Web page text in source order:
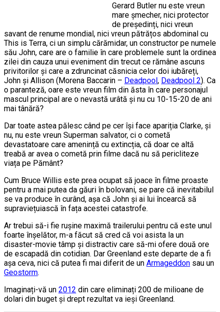
Gerard Butler nu este vreun
mare șmecher, nici protector
de președinți, nici vreun
savant de renume mondial, nici vreun pătrățos abdominal cu
This is Terra, ci un simplu cărămidar, un constructor pe numele
său John, care are o familie în care problemele sunt la ordinea
zilei din cauza unui eveniment din trecut ce rămâne ascuns
privitorilor și care a zdruncinat căsnicia celor doi iubăreți,
John și Allison (Morena Baccarin – Deadpool, Deadpool 2). Ca
o paranteză, oare este vreun film din ăsta în care personajul
mascul principal are o nevastă urâtă și nu cu 10-15-20 de ani
mai tânără?
Dar toate astea pălesc când pe cer își face apariția Clarke, și
nu, nu este vreun Superman salvator, ci o cometă
devastatoare care amenință cu extincția, că doar ce altă
treabă ar avea o cometă prin filme dacă nu să pericliteze
viața pe Pământ?
Cum Bruce Willis este prea ocupat să joace în filme proaste
pentru a mai putea da găuri în bolovani, se pare că inevitabilul
se va produce în curând, așa că John și ai lui încearcă să
supraviețuiască în fața acestei catastrofe.
Ar trebui să-i fie rușine maximă trailerului pentru că este unul
foarte înșelător, m-a făcut să cred că voi asista la un
disaster-movie tâmp și distractiv care să-mi ofere două ore
de escapadă din cotidian. Dar Greenland este departe de a fi
așa ceva, nici că putea fi mai diferit de un Armageddon sau un
Geostorm.
Imaginați-vă un 2012 din care eliminați 200 de milioane de
dolari din buget și drept rezultat va ieși Greenland.